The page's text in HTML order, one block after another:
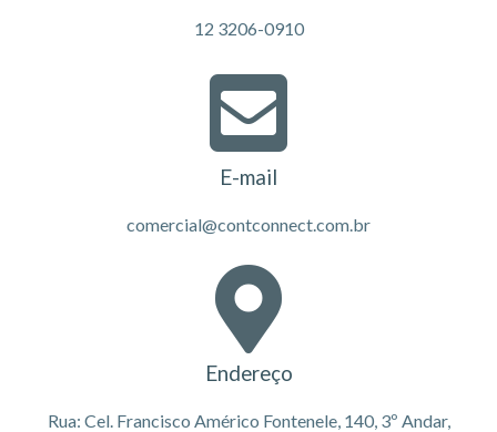
12 3206-0910
E-mail
comercial@contconnect.com.br
Endereço
Rua: Cel. Francisco Américo Fontenele, 140, 3º Andar,